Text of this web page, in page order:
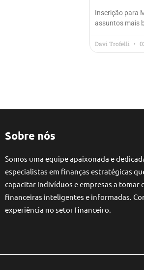
Inscrição para
assuntos mais
Davi Trofelli
Sobre nós
Somos uma equipe apaixonada e
especialistas em finanças estratégicas
capacitar indivíduos e empresas a tomar
financeiras inteligentes e informadas.
experiência no setor financeiro.